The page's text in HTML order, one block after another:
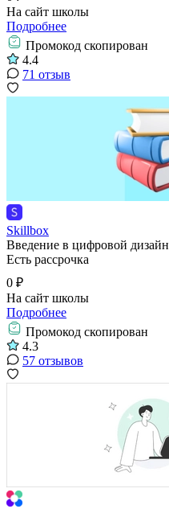
На сайт школы
Подробнее
Промокод скопирован
4.4
71 отзыв
Skillbox
Введение в цифровой дизайн
Есть рассрочка
0 ₽
На сайт школы
Подробнее
Промокод скопирован
4.3
57 отзывов